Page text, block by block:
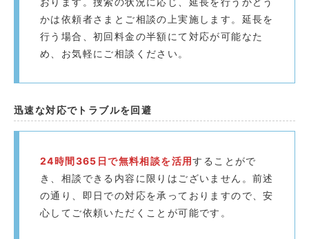
かは依頼者さまとご相談の上実施します。延長を
行う場合、初回料金の半額にて対応が可能なた
め、お気軽にご相談ください。
迅速な対応でトラブルを回避️
24時間365日で無料相談を活用することがで
き、相談できる内容に限りはございません。前述
の通り、即日での対応を承っておりますので、安
心してご依頼いただくことが可能です。